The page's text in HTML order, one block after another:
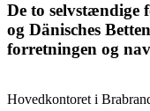
De to selvstændige
og Dänisches
forretningen og
Hovedkontoret i